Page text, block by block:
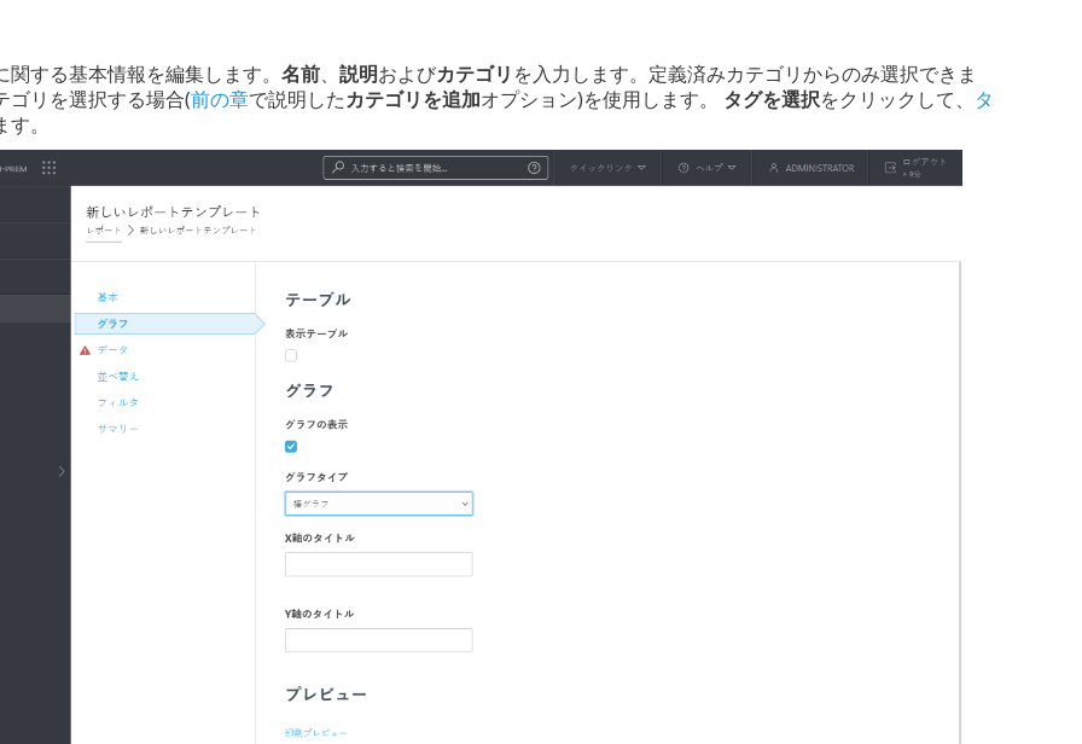
する基本情報を編集します。 名前、 説明およびカテゴリ を入力します。定義済みカテゴリからのみ選択できま
ゴリを選択する場合(前の章で説明したカテゴリを追加オプション)を使用します。 タグを選択をクリックして、
タ
す。